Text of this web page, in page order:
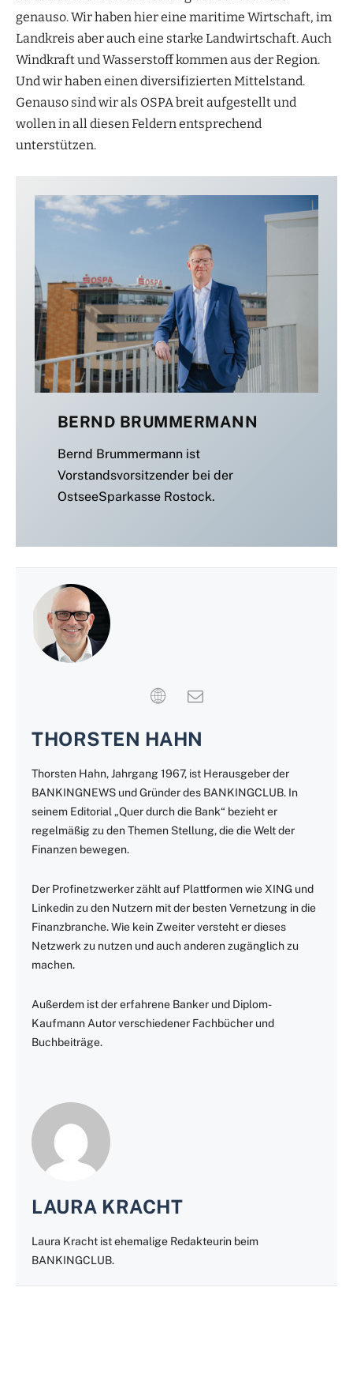
genauso. Wir haben hier eine maritime Wirtschaft, im
Landkreis aber auch eine starke Landwirtschaft. Auch
Windkraft und Wasserstoff kommen aus der Region.
Und wir haben einen diversifizierten Mittelstand.
Genauso sind wir als OSPA breit aufgestellt und
wollen in all diesen Feldern entsprechend
unterstützen.
BERND BRUMMERMANN
Bernd Brummermann ist
Vorstandsvorsitzender bei der
OstseeSparkasse Rostock.
THORSTEN HAHN
Thorsten Hahn, Jahrgang 1967, ist Herausgeber der
BANKINGNEWS und Gründer des BANKINGCLUB. In
seinem Editorial „Quer durch die Bank“ bezieht er
regelmäßig zu den Themen Stellung, die die Welt der
Finanzen bewegen.
Der Profinetzwerker zählt auf Plattformen wie XING und
Linkedin zu den Nutzern mit der besten Vernetzung in die
Finanzbranche. Wie kein Zweiter versteht er dieses
Netzwerk zu nutzen und auch anderen zugänglich zu
machen.
Außerdem ist der erfahrene Banker und Diplom-
Kaufmann Autor verschiedener Fachbücher und
Buchbeiträge.
LAURA KRACHT
Laura Kracht ist ehemalige Redakteurin beim
BANKINGCLUB.